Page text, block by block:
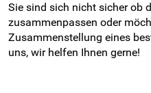
Sie sind sich nicht sicher ob
zusammenpassen oder
Zusammenstellung eines
uns, wir helfen Ihnen gerne!